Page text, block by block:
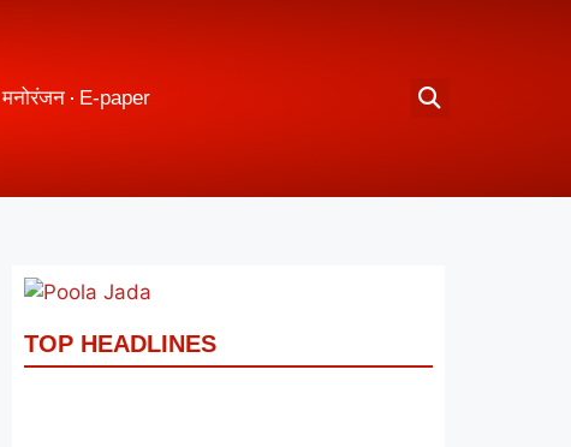
मनोरंजन E-paper
TOP HEADLINES